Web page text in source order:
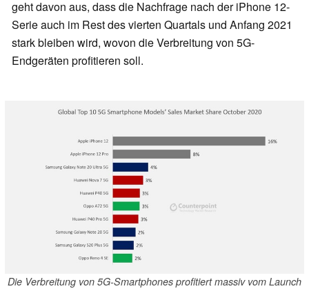
geht davon aus, dass die Nachfrage nach der iPhone 12-
Serie auch im Rest des vierten Quartals und Anfang 2021
stark bleiben wird, wovon die Verbreitung von 5G-
Endgeräten profitieren soll.
Die Verbreitung von 5G-Smartphones profitiert massiv vom Launch